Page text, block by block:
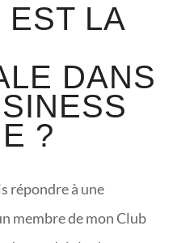
EST LA
DANS
?
répondre à une
membre de mon Club